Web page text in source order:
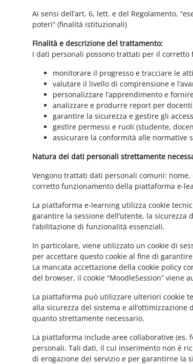
Ai sensi dell’art. 6, lett. e del Regolamento,
poteri” (finalità istituzionali)
Finalità e descrizione del trattamento:
I dati personali possono trattati per il
monitorare il progresso e tracciare le
valutare il livello di comprensione e
personalizzare l’apprendimento e
analizzare e produrre report per
garantire la sicurezza e gestire gli
gestire permessi e ruoli (studente,
assicurare la conformità alle normative
Natura dei dati personali strettamente
Vengono trattati dati personali comuni:
corretto funzionamento della piattaforma e-
La piattaforma e-learning utilizza cookie
garantire la sessione dell’utente, la
l’abilitazione di funzionalità essenziali.
In particolare, viene utilizzato un cookie di
per accettare questo cookie al fine di
La mancata accettazione della cookie policy
del browser, il cookie “MoodleSession” viene
La piattaforma può utilizzare ulteriori cookie
alla sicurezza del sistema e
quanto strettamente necessario.
La piattaforma include aree collaborative
personali. Tali dati, il cui inserimento non è
di erogazione del servizio e per garantirne la